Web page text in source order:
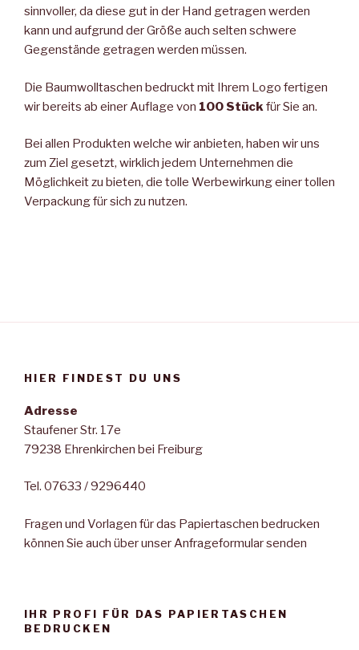
sinnvoller, da diese gut in der Hand getragen werden
kann und aufgrund der Größe auch selten schwere
Gegenstände getragen werden müssen.
Die Baumwolltaschen bedruckt mit Ihrem Logo fertigen
wir bereits ab einer Auflage von 100 Stückfür Sie an.
Bei allen Produkten welche wir anbieten, haben wir uns
zum Ziel gesetzt, wirklich jedem Unternehmen die
Möglichkeit zu bieten, die tolle Werbewirkung einer tollen
Verpackung für sich zu nutzen.
HIER FINDEST DU UNS
Adresse
Staufener Str. 17e
79238 Ehrenkirchen bei Freiburg
Tel. 07633 / 9296440
Fragen und Vorlagen für das Papiertaschen bedrucken
können Sie auch über unser Anfrageformular senden
IHR PROFI FÜR DAS PAPIERTASCHEN
BEDRUCKEN